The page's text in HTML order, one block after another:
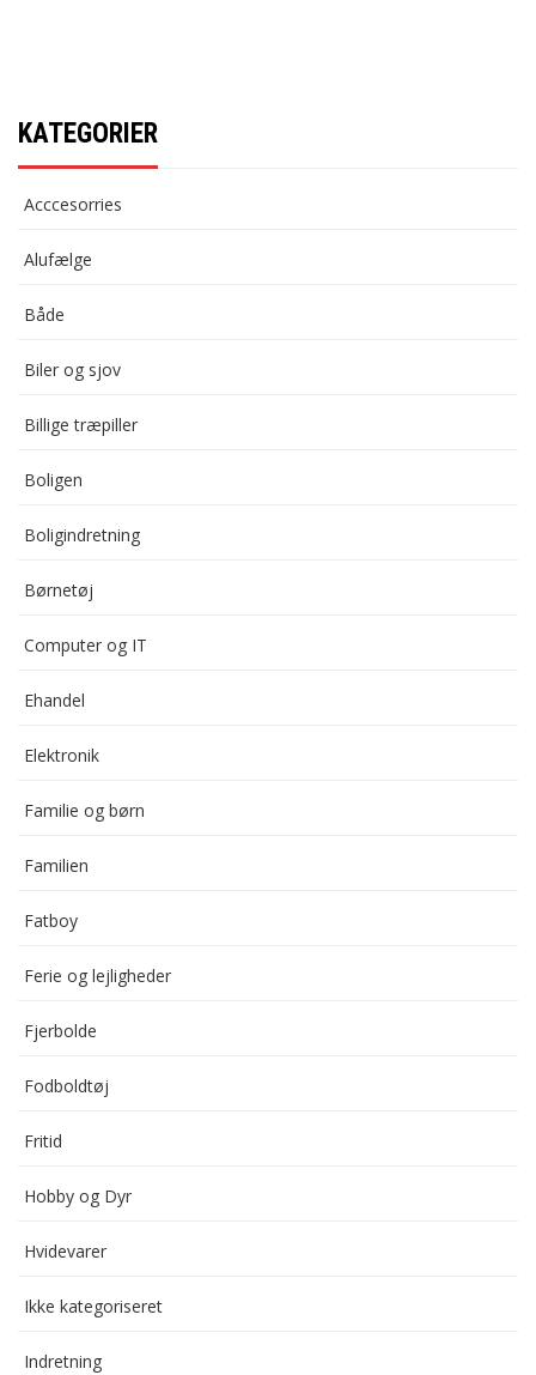
KATEGORIER
Acccesorries
Alufælge
Både
Biler og sjov
Billige træpiller
Boligen
Boligindretning
Børnetøj
Computer og IT
Ehandel
Elektronik
Familie og børn
Familien
Fatboy
Ferie og lejligheder
Fjerbolde
Fodboldtøj
Fritid
Hobby og Dyr
Hvidevarer
Ikke kategoriseret
Indretning